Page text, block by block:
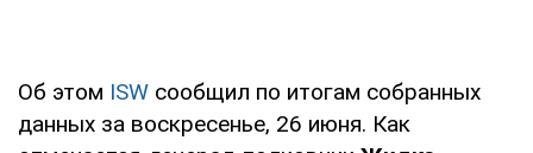
Об этом ISW сообщил по итогам собранных
данных за воскресенье, 26 июня. Как